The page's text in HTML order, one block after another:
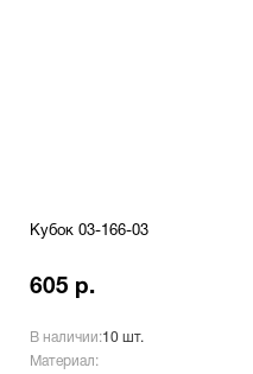
Кубок 03-166-03
605 р.
В наличии:10 шт.
Материал: